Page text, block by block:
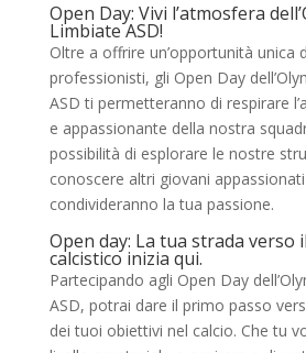
Open Day: Vivi l’atmosfera
Limbiate ASD!
Oltre a offrire un’opportunità unica
professionisti, gli Open Day
ASD ti permetteranno di respirare
e appassionante della nostra
possibilità di esplorare le nostre
conoscere altri giovani
condivideranno la tua passione.
Open day: La tua strada verso
calcistico inizia qui.
Partecipando agli Open Day
ASD, potrai dare il primo passo
dei tuoi obiettivi nel calcio. Che tu